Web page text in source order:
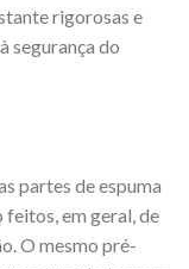
rigorosas e
segurança do
partes de espuma
feitos, em geral, de
O mesmo pré-